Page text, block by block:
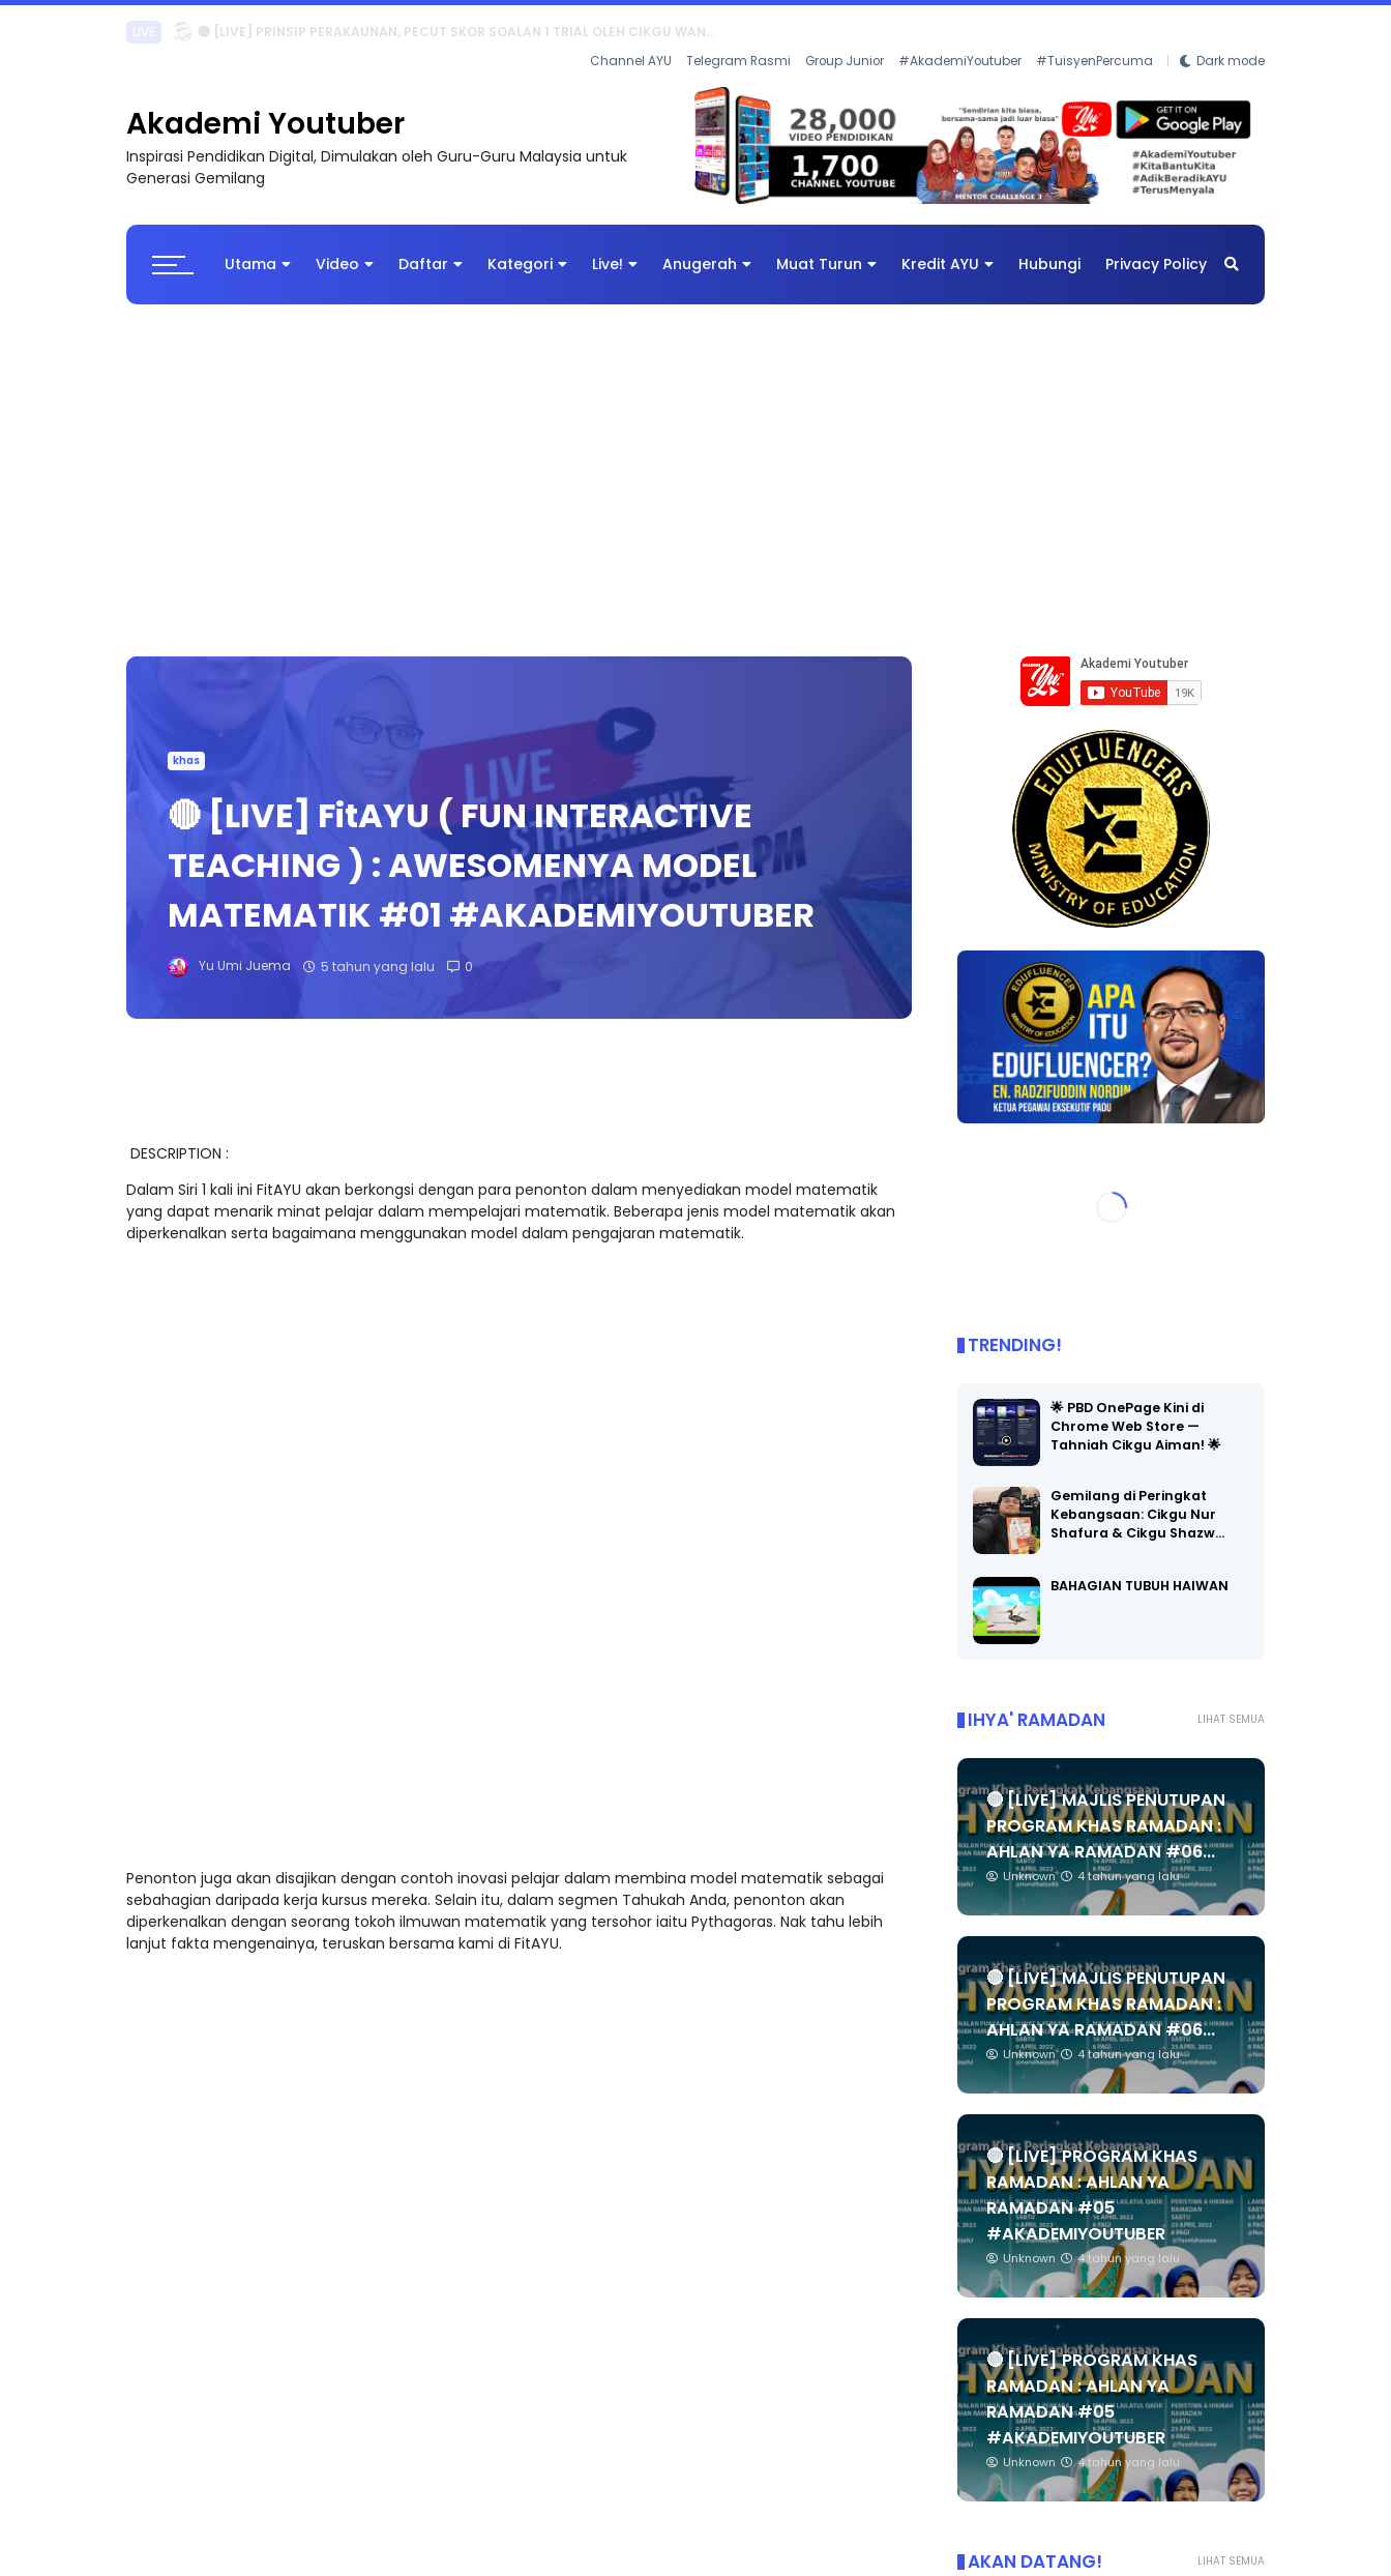
TRANSFORMASI DIGITAL GURU SIRI 7 : PAHLAWAN DIGITAL PENYELAMAT DUNIA
Channel AYU Telegram Rasmi Group Junior #AkademiYoutuber #TuisyenPercuma Dark mode
Akademi Youtuber
Inspirasi Pendidikan Digital, Dimulakan oleh Guru-Guru Malaysia untuk
Generasi Gemilang
Utama Video Daftar Kategori Live! Anugerah Muat Turun Kredit AYU Hubungi Privacy Policy
khas
🔴 [LIVE] FitAYU ( FUN INTERACTIVE
TEACHING ) : AWESOMENYA MODEL
MATEMATIK #01 #AKADEMIYOUTUBER
Yu Umi Juema 5 tahun yang lalu 0
DESCRIPTION :
Dalam Siri 1 kali ini FitAYU akan berkongsi dengan para penonton dalam menyediakan model matematik
yang dapat menarik minat pelajar dalam mempelajari matematik. Beberapa jenis model matematik akan
diperkenalkan serta bagaimana menggunakan model dalam pengajaran matematik.
Penonton juga akan disajikan dengan contoh inovasi pelajar dalam membina model matematik sebagai
sebahagian daripada kerja kursus mereka. Selain itu, dalam segmen Tahukah Anda, penonton akan
diperkenalkan dengan seorang tokoh ilmuwan matematik yang tersohor iaitu Pythagoras. Nak tahu lebih
lanjut fakta mengenainya, teruskan bersama kami di FitAYU.
TRENDING!
🌟 PBD OnePage Kini di
Chrome Web Store —
Tahniah Cikgu Aiman! 🌟
Gemilang di Peringkat
Kebangsaan: Cikgu Nur
Shafura & Cikgu Shazw…
BAHAGIAN TUBUH HAIWAN
LIHAT SEMUA
IHYA' RAMADAN
🔴 [LIVE] MAJLIS PENUTUPAN
PROGRAM KHAS RAMADAN :
AHLAN YA RAMADAN #06...
Unknown 4 tahun yang lalu
🔴 [LIVE] MAJLIS PENUTUPAN
PROGRAM KHAS RAMADAN :
AHLAN YA RAMADAN #06...
Unknown 4 tahun yang lalu
🔴 [LIVE] PROGRAM KHAS
RAMADAN : AHLAN YA
RAMADAN #05
#AKADEMIYOUTUBER
Unknown 4 tahun yang lalu
🔴 [LIVE] PROGRAM KHAS
RAMADAN : AHLAN YA
RAMADAN #05
#AKADEMIYOUTUBER
Unknown 4 tahun yang lalu
LIHAT SEMUA
AKAN DATANG!